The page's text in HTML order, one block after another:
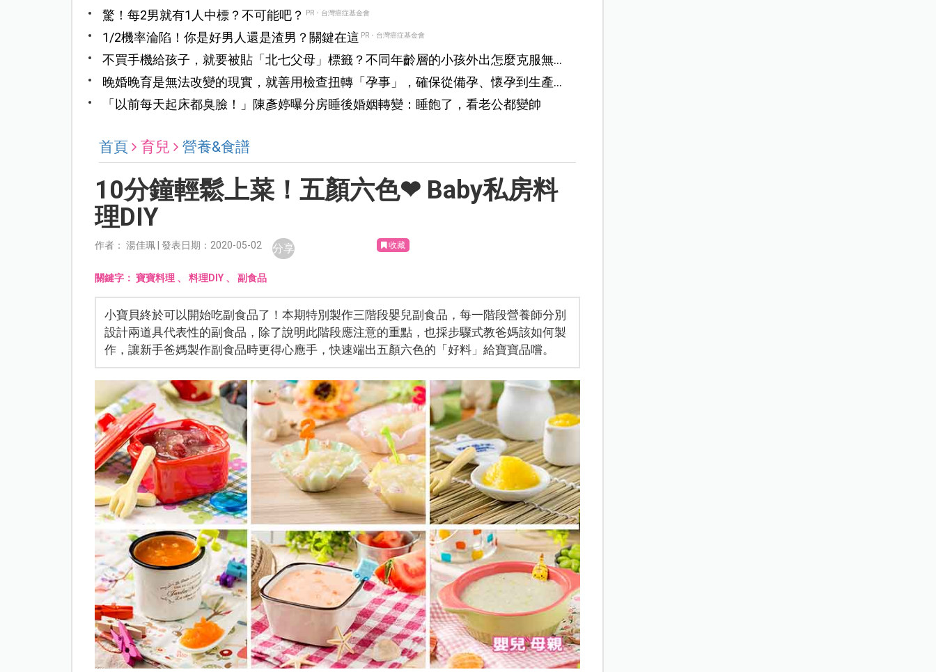
驚！每2男就有1人中標？不可能吧？ PR・台灣癌症基金會
1/2機率淪陷！你是好男人還是渣男？關鍵在這 PR・台灣癌症基金會
不買手機給孩子，就要被貼「北七父母」標籤？不同年齡層的小孩外出怎麼克服無
聊？
晚婚晚育是無法改變的現實，就善用檢查扭轉「孕事」，確保從備孕、懷孕到生產
都能順利前行
「以前每天起床都臭臉！」陳彥婷曝分房睡後婚姻轉變：睡飽了，看老公都變帥
首頁 育兒 營養&食譜
10分鐘輕鬆上菜！五顏六色❤ Baby私房料
理DIY
作者： 湯佳珮­ | 發表日期：2020-05-02 分享 收藏
關鍵字：寶寶料理 、料理DIY 、副食品
小寶貝終於可以開始吃副食品了！本期特別製作三階段嬰兒副食品，每一階段營養師分別
設計兩道具代表性的副食品，除了說明此階段應注意的重點，也採步驟式教爸媽該如何製
作，讓新手爸媽製作副食品時更得心應手，快速端出五顏六色的「好料」給寶寶品嚐。